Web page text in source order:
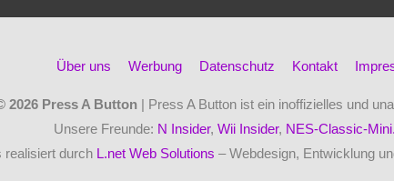
Über uns Werbung Datenschutz Kontakt
2026 Press A Button| Press A Button ist ein inoffizielles und
Unsere Freunde: N Insider, Wii Insider, NES-Classic-
realisiert durch L.net Web Solutions – Webdesign, Entwicklung